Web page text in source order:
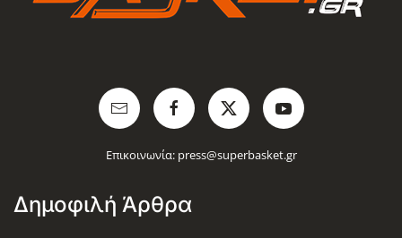
Επικοινωνία: press@superbasket.gr
Δημοφιλή Άρθρα